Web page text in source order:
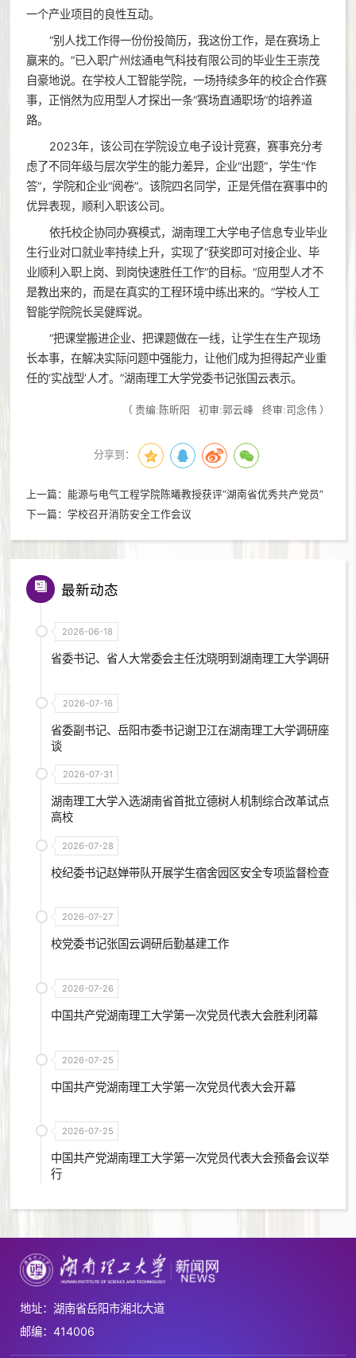
一个产业项目的良性互动。
“别人找工作得一份份投简历，我这份工作，是在赛场上
赢来的。”已入职广州炫通电气科技有限公司的毕业生王崇茂
自豪地说。在学校人工智能学院，一场持续多年的校企合作赛
事，正悄然为应用型人才探出一条“赛场直通职场”的培养道
路。
2023年，该公司在学院设立电子设计竞赛，赛事充分考
虑了不同年级与层次学生的能力差异，企业“出题”，学生“作
答”，学院和企业“阅卷”。该院四名同学，正是凭借在赛事中的
优异表现，顺利入职该公司。
依托校企协同办赛模式，湖南理工大学电子信息专业毕业
生行业对口就业率持续上升，实现了“获奖即可对接企业、毕
业顺利入职上岗、到岗快速胜任工作”的目标。“应用型人才不
是教出来的，而是在真实的工程环境中练出来的。”学校人工
智能学院院长吴健辉说。
“把课堂搬进企业、把课题做在一线，让学生在生产现场
长本事，在解决实际问题中强能力，让他们成为担得起产业重
任的‘实战型’人才。”湖南理工大学党委书记张国云表示。
（ 责编:陈昕阳 初审:郭云峰 终审:司念伟 ）
分享到：
上一篇：能源与电气工程学院陈曦教授获评“湖南省优秀共产党员”
下一篇：学校召开消防安全工作会议
最新动态
2026-06-18
省委书记、省人大常委会主任沈晓明到湖南理工大学调研
2026-07-16
省委副书记、岳阳市委书记谢卫江在湖南理工大学调研座
谈
2026-07-31
湖南理工大学入选湖南省首批立德树人机制综合改革试点
高校
2026-07-28
校纪委书记赵婵带队开展学生宿舍园区安全专项监督检查
2026-07-27
校党委书记张国云调研后勤基建工作
2026-07-26
中国共产党湖南理工大学第一次党员代表大会胜利闭幕
2026-07-25
中国共产党湖南理工大学第一次党员代表大会开幕
2026-07-25
中国共产党湖南理工大学第一次党员代表大会预备会议举
行
地址：湖南省岳阳市湘北大道
邮编：414006